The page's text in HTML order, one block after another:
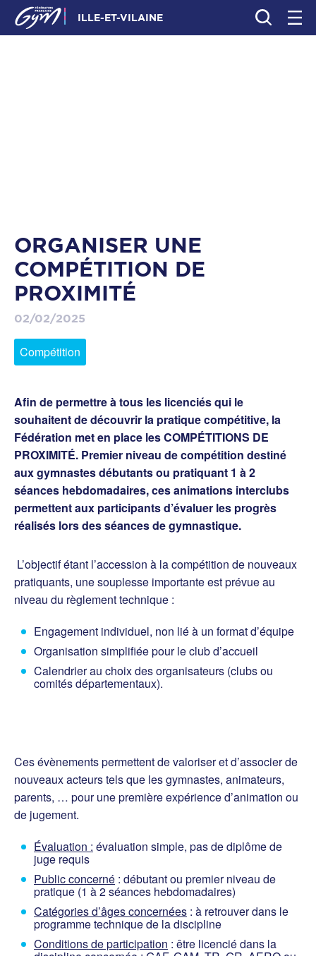
ILLE-ET-VILAINE
ORGANISER UNE
COMPÉTITION DE
PROXIMITÉ
02/02/2025
Compétition
Afin de permettre à tous les licenciés qui le
souhaitent de découvrir la pratique compétitive, la
Fédération met en place lesCOMPÉTITIONS DE
PROXIMITÉ. Premier niveau de compétition destiné
aux gymnastes débutants ou pratiquant 1 à 2
séances hebdomadaires, cesanimations interclubs
permettent aux participants d’évaluer les progrès
réalisés lors des séances de gymnastique.
L’objectif étant l’accession à la compétition de nouveaux
pratiquants, une souplesse importante est prévue au
niveau du règlement technique :
Engagement individuel, non lié à un format d’équipe
Organisation simplifiée pour le club d’accueil
Calendrier au choix des organisateurs (clubs ou
comités départementaux).
Ces évènements permettent de valoriser et d’associer de
nouveaux acteurs tels que les gymnastes, animateurs,
parents, … pour une première expérience d’animation ou
de jugement.
Évaluation : évaluation simple, pas de diplôme de
juge requis
Public concerné : débutant ou premier niveau de
pratique (1 à 2 séances hebdomadaires)
Catégories d’âges concernées : à retrouver dans le
programme technique de la discipline
Conditions de participation : être licencié dans la